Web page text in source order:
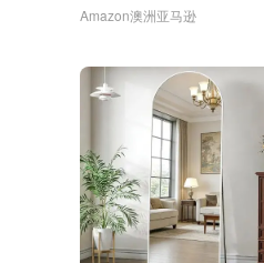
Amazon澳洲亚马逊